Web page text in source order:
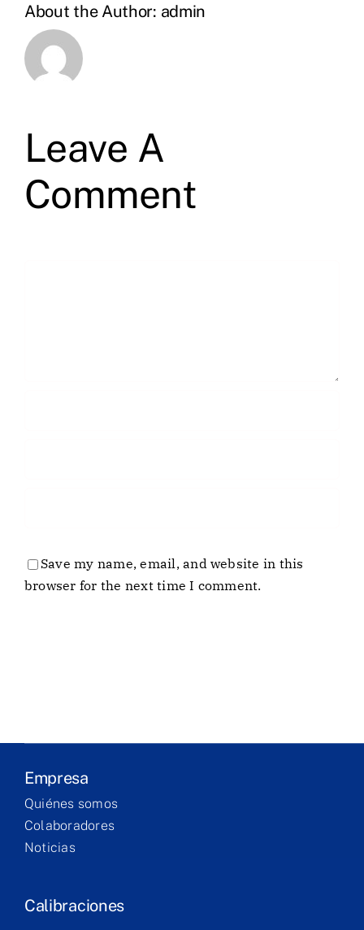
About the Author: admin
Leave A
Comment
Save my name, email, and website in this
browser for the next time I comment.
Empresa
Quiénes somos
Colaboradores
Noticias
Calibraciones
Services